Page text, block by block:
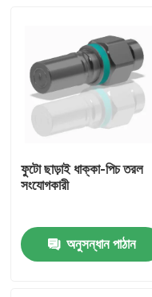
ফুটো ছাড়াই ধাক্কা-পিচ তরল
সংযোগকারী
অনুসন্ধান পাঠান